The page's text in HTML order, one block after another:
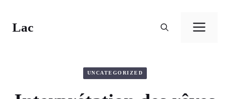
contenu
Lac
UNCATEGORIZED